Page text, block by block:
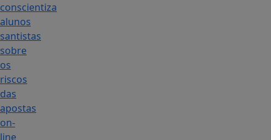
conscientiza
alunos
santistas
sobre
os
riscos
das
apostas
on-
line